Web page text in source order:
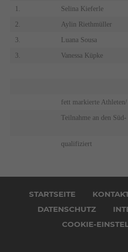
1. Selina Kieferle
2. Aylin Riethmüller
3. Luana Sousa
3. Vanessa Küpke
fett markierte Athleten/
Teilnahme an den Süd-
qualifiziert
überspringenSTARTSEITE
DATENSCHUTZ
COOKIE-